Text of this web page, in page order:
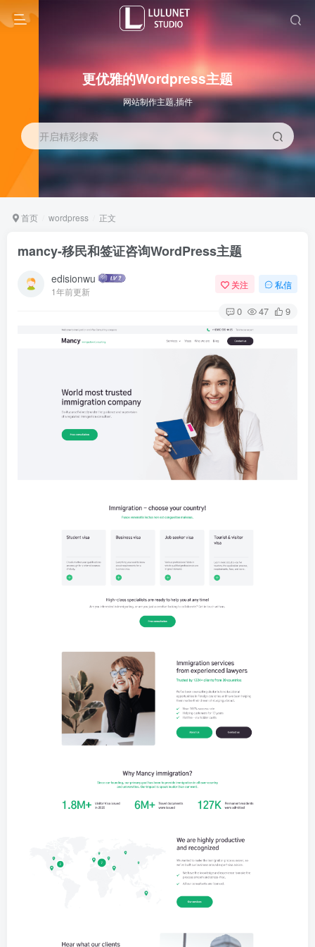
更优雅的Wordpress主题
网站制作主题,插件
开启精彩搜索
首页 wordpress 正文
mancy-移民和签证咨询WordPress主题
edisionwu
1年前更新
关注 私信
0 47 9